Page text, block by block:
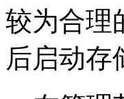
较为合理
后启动存